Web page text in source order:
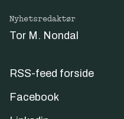
Nyhetsredaktør
Tor M. Nondal
RSS-feed forside
Facebook